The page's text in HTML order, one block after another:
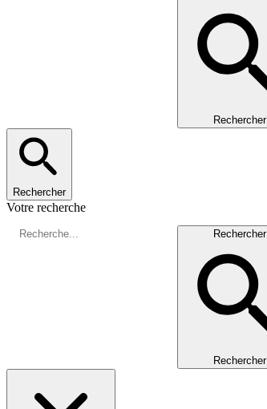
Rechercher
Rechercher
Votre recherche
Rechercher
Rechercher